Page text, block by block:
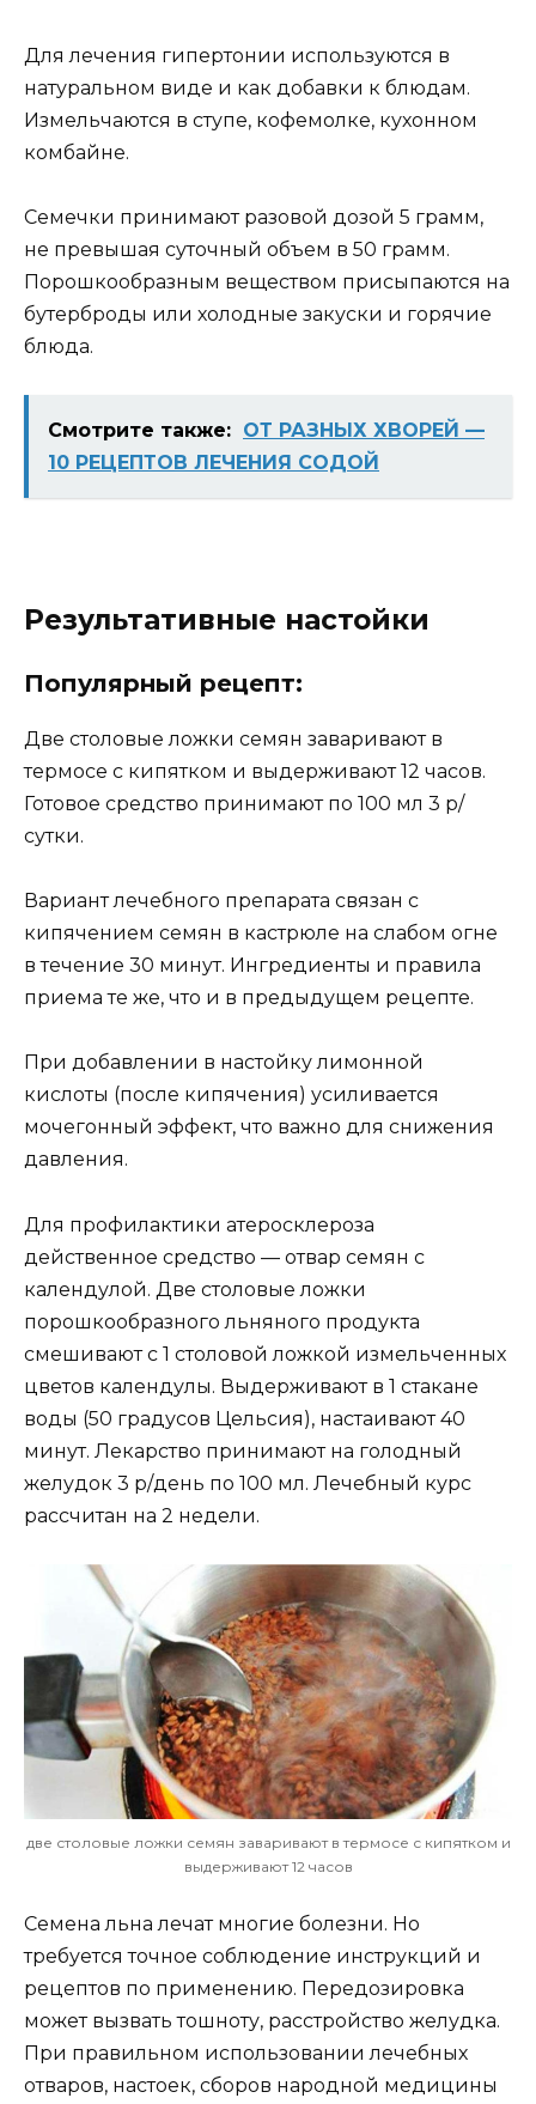
Для лечения гипертонии используются в
натуральном виде и как добавки к блюдам.
Измельчаются в ступе, кофемолке, кухонном
комбайне.
Семечки принимают разовой дозой 5 грамм,
не превышая суточный объем в 50 грамм.
Порошкообразным веществом присыпаются на
бутерброды или холодные закуски и горячие
блюда.
Смотрите также: ОТ РАЗНЫХ ХВОРЕЙ —
10 РЕЦЕПТОВ ЛЕЧЕНИЯ СОДОЙ
Результативные настойки
Популярный рецепт:
Две столовые ложки семян заваривают в
термосе с кипятком и выдерживают 12 часов.
Готовое средство принимают по 100 мл 3 р/
сутки.
Вариант лечебного препарата связан с
кипячением семян в кастрюле на слабом огне
в течение 30 минут. Ингредиенты и правила
приема те же, что и в предыдущем рецепте.
При добавлении в настойку лимонной
кислоты (после кипячения) усиливается
мочегонный эффект, что важно для снижения
давления.
Для профилактики атеросклероза
действенное средство — отвар семян с
календулой. Две столовые ложки
порошкообразного льняного продукта
смешивают с 1 столовой ложкой измельченных
цветов календулы. Выдерживают в 1 стакане
воды (50 градусов Цельсия), настаивают 40
минут. Лекарство принимают на голодный
желудок 3 р/день по 100 мл. Лечебный курс
рассчитан на 2 недели.
две столовые ложки семян заваривают в термосе с кипятком и
выдерживают 12 часов
Семена льна лечат многие болезни. Но
требуется точное соблюдение инструкций и
рецептов по применению. Передозировка
может вызвать тошноту, расстройство желудка.
При правильном использовании лечебных
отваров, настоек, сборов народной медицины